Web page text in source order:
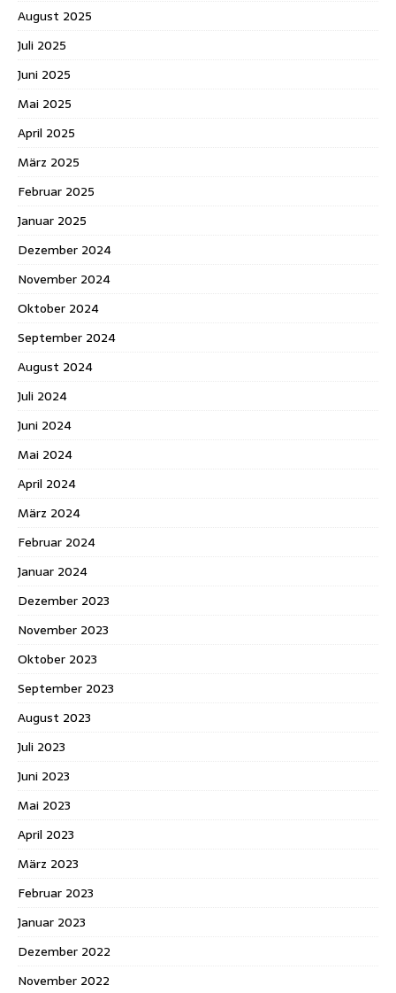
August 2025
Juli 2025
Juni 2025
Mai 2025
April 2025
März 2025
Februar 2025
Januar 2025
Dezember 2024
November 2024
Oktober 2024
September 2024
August 2024
Juli 2024
Juni 2024
Mai 2024
April 2024
März 2024
Februar 2024
Januar 2024
Dezember 2023
November 2023
Oktober 2023
September 2023
August 2023
Juli 2023
Juni 2023
Mai 2023
April 2023
März 2023
Februar 2023
Januar 2023
Dezember 2022
November 2022